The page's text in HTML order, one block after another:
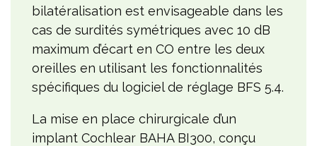
bilatéralisation est envisageable dans les
cas de surdités symétriques avec 10 dB
maximum d’écart en CO entre les deux
oreilles en utilisant les fonctionnalités
spécifiques du logiciel de réglage BFS 5.4.
La mise en place chirurgicale d’un
implant Cochlear BAHA BI300, conçu